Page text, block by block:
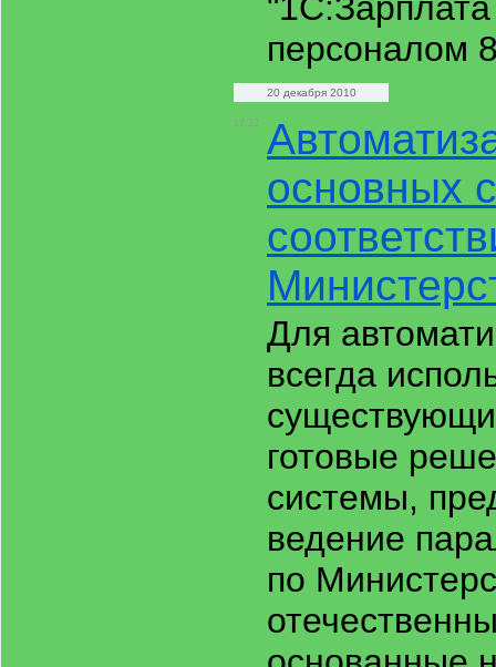
персоналом
20 декабря 2010
17:22
основных
Для
всегда
готовые
системы,
ведение
по